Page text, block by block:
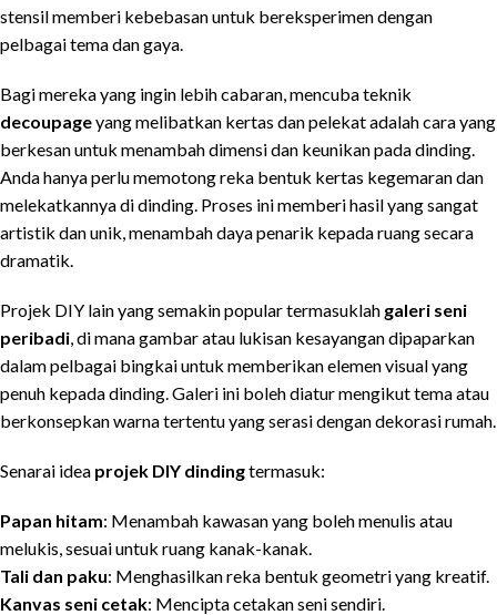
stensil memberi kebebasan untuk bereksperimen dengan
pelbagai tema dan gaya.
Bagi mereka yang ingin lebih cabaran, mencuba teknik
decoupageyang melibatkan kertas dan pelekat adalah cara yang
berkesan untuk menambah dimensi dan keunikan pada dinding.
Anda hanya perlu memotong reka bentuk kertas kegemaran dan
melekatkannya di dinding. Proses ini memberi hasil yang sangat
artistik dan unik, menambah daya penarik kepada ruang secara
dramatik.
Projek DIY lain yang semakin popular termasuklah galeri seni
peribadi , di mana gambar atau lukisan kesayangan dipaparkan
dalam pelbagai bingkai untuk memberikan elemen visual yang
penuh kepada dinding. Galeri ini boleh diatur mengikut tema atau
berkonsepkan warna tertentu yang serasi dengan dekorasi rumah.
Senarai idea projek DIY dindingtermasuk:
Papan hitam: Menambah kawasan yang boleh menulis atau
melukis, sesuai untuk ruang kanak-kanak.
Tali dan paku: Menghasilkan reka bentuk geometri yang kreatif.
Kanvas seni cetak: Mencipta cetakan seni sendiri.